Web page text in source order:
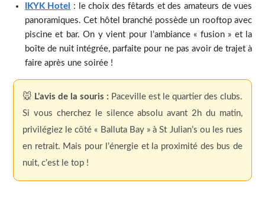
IKYK Hotel
: le choix des fêtards et des amateurs de vues
panoramiques. Cet hôtel branché possède un rooftop avec
piscine et bar. On y vient pour l’ambiance « fusion » et la
boîte de nuit intégrée, parfaite pour ne pas avoir de trajet à
faire après une soirée !
🐭 L’avis de la souris : Paceville est le quartier des clubs.
Si vous cherchez le silence absolu avant 2h du matin,
privilégiez le côté « Balluta Bay » à St Julian’s ou les rues
en retrait. Mais pour l’énergie et la proximité des bus de
nuit, c’est le top !